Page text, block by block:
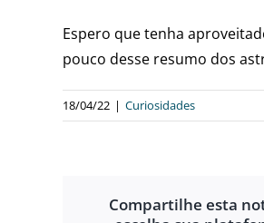
Espero que tenha
pouco desse resumo dos
18/04/22 | Curiosidades
Compartilhe esta